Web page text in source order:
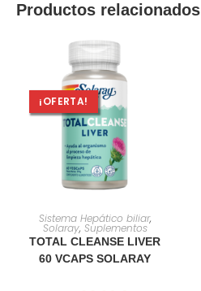
Productos relacionados
¡OFERTA!
AÑADIR AL CARRITO
Sistema Hepático biliar,
Solaray, Suplementos
TOTAL CLEANSE LIVER
60 VCAPS SOLARAY